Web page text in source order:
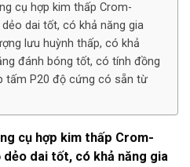
cụ hợp kim thấp Crom-
dai tốt, có khả năng gia
lưu huỳnh thấp, có khả
đánh bóng tốt, có tính đồng
tấm P20 độ cứng có sẵn từ
cụ hợp kim thấp Crom-
dai tốt, có khả năng gia